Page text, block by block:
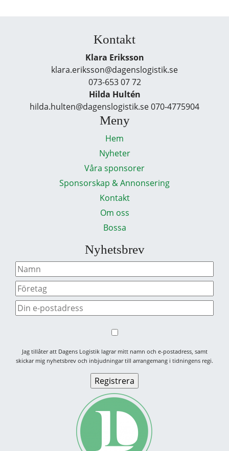
Kontakt
Klara Eriksson
klara.eriksson@dagenslogistik.se
073-653 07 72
Hilda Hultén
hilda.hulten@dagenslogistik.se 070-4775904
Meny
Hem
Nyheter
Våra sponsorer
Sponsorskap & Annonsering
Kontakt
Om oss
Bossa
Nyhetsbrev
Jag tillåter att Dagens Logistik lagrar mitt namn och e-postadress, samt
skickar mig nyhetsbrev och inbjudningar till arrangemang i tidningens regi.